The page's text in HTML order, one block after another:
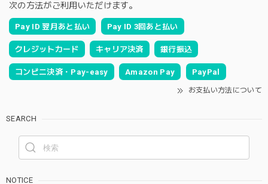
次の方法がご利用いただけます。
Pay ID 翌月あと払い Pay ID 3回あと払い
クレジットカード キャリア決済 銀行振込
コンビニ決済・Pay-easy Amazon Pay PayPal
お支払い方法について
SEARCH
NOTICE